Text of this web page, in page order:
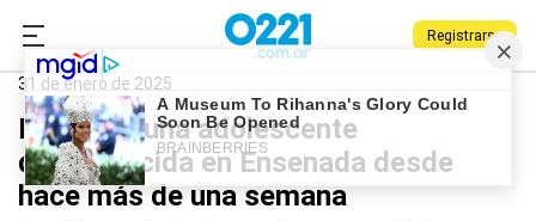
Registrarse
0221.com.ar
Ensenada
31 de enero de 2025
Buscan a una adolescente
desaparecida en Ensenada desde
hace más de una semana